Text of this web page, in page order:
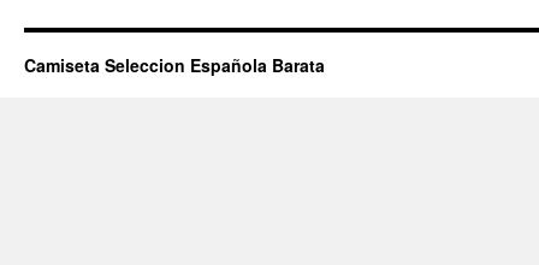
Camiseta Seleccion Española Barata